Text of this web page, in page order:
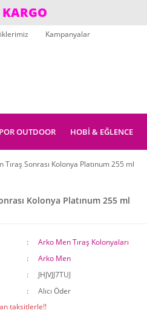
KARGO
Kampanyalar
OUTDOOR HOBİ & EĞLENCE
Tıraş Sonrası Kolonya Platınum 255 ml
Kolonya Platınum 255 ml
Arko Men Tıraş Kolonyaları
Arko Men
JHJVJJ7TUJ
Alıcı Öder
taksitlerle!!